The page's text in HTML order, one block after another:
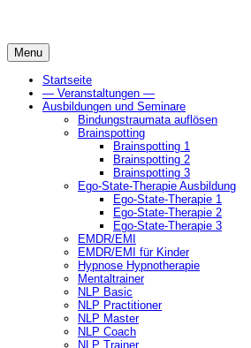
Menu
Startseite
— Veranstaltungen —
Ausbildungen und Seminare
Bindungstraumata auflösen
Brainspotting
Brainspotting 1
Brainspotting 2
Brainspotting 3
Ego-State-Therapie Ausbildung
Ego-State-Therapie 1
Ego-State-Therapie 2
Ego-State-Therapie 3
EMDR/EMI
EMDR/EMI für Kinder
Hypnose Hypnotherapie
Mentaltrainer
NLP Basic
NLP Practitioner
NLP Master
NLP Coach
NLP Trainer